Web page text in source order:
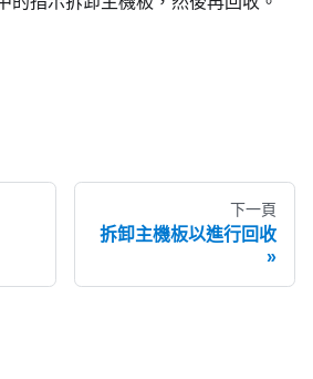
下一頁
拆卸主機板以進行回收